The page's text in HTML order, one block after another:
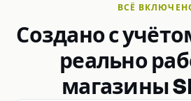
ВСЁ
Создано с
реально
магазины